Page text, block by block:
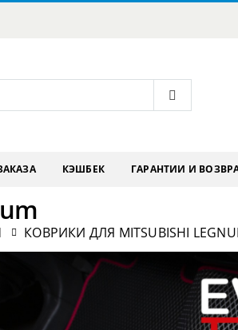
КЭШБЕК ГАРАНТИИ И
КОВРИКИ ДЛЯ MITSUBISHI